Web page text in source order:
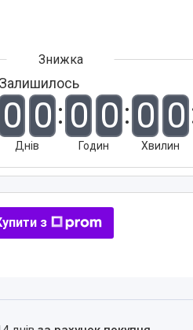
Залишилось
0 0
Днів
0 0
Годин
0 0
Хвилин
з